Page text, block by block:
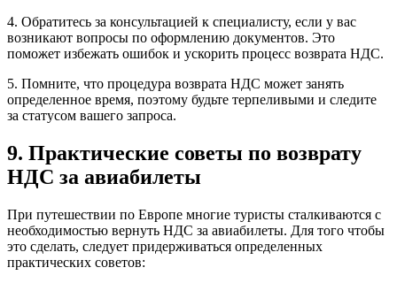
4. Обратитесь за консультацией к специалисту, если у вас
возникают вопросы по оформлению документов. Это
поможет избежать ошибок и ускорить процесс возврата НДС.
5. Помните, что процедура возврата НДС может занять
определенное время, поэтому будьте терпеливыми и следите
за статусом вашего запроса.
9. Практические советы по возврату
НДС за авиабилеты
При путешествии по Европе многие туристы сталкиваются с
необходимостью вернуть НДС за авиабилеты. Для того чтобы
это сделать, следует придерживаться определенных
практических советов: